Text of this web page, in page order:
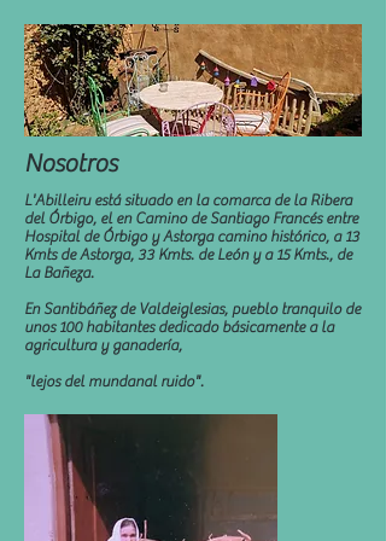
Nosotros
L'Abilleiru está situado en la comarca de la Ribera
del Órbigo, el en Camino de Santiago Francés entre
Hospital de Órbigo y Astorga camino histórico, a 13
Kmts de Astorga, 33 Kmts. de León y a 15 Kmts., de
La Bañeza.
En Santibáñez de Valdeiglesias, pueblo tranquilo de
unos 100 habitantes dedicado básicamente a la
agricultura y ganadería,
"lejos del mundanal ruido".